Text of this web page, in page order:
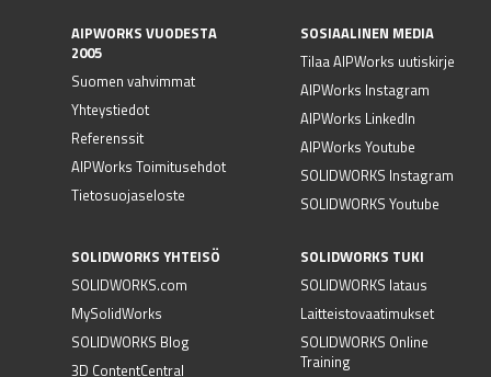
AIPWORKS VUODESTA
2005
Suomen vahvimmat
Yhteystiedot
Referenssit
AIPWorks Toimitusehdot
Tietosuojaseloste
SOSIAALINEN MEDIA
Tilaa AIPWorks uutiskirje
AIPWorks Instagram
AIPWorks LinkedIn
AIPWorks Youtube
SOLIDWORKS Instagram
SOLIDWORKS Youtube
SOLIDWORKS YHTEISÖ
SOLIDWORKS.com
MySolidWorks
SOLIDWORKS Blog
3D ContentCentral
SOLIDWORKS TUKI
SOLIDWORKS lataus
Laitteistovaatimukset
SOLIDWORKS Online
Training